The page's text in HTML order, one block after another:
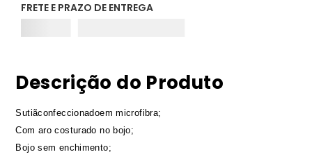
FRETE E PRAZO DE ENTREGA
Descrição do Produto
Sutiãconfeccionadoem microfibra;
Com aro costurado no bojo;
Bojo sem enchimento;